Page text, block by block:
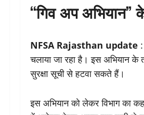
“गिव अप अभियान”
NFSA Rajasthan update
चलाया जा रहा है। इस अभियान के
सुरक्षा सूची से हटवा सकते हैं।
इस अभियान को लेकर विभाग का